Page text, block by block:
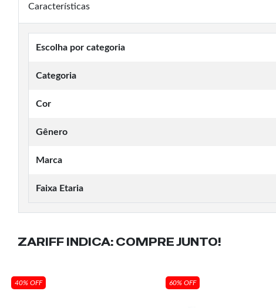
Características
Escolha por categoria
Categoria
Cor
Gênero
Marca
Faixa Etaria
ZARIFF INDICA: COMPRE JUNTO!
40% OFF 60% OFF